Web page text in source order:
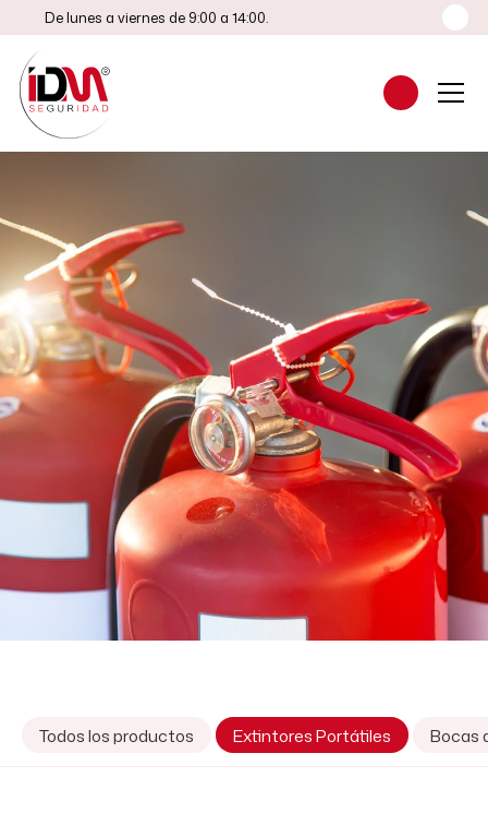
De lunes a viernes de 9:00 a 14:00.
Todos los productos Extintores Portátiles Bocas